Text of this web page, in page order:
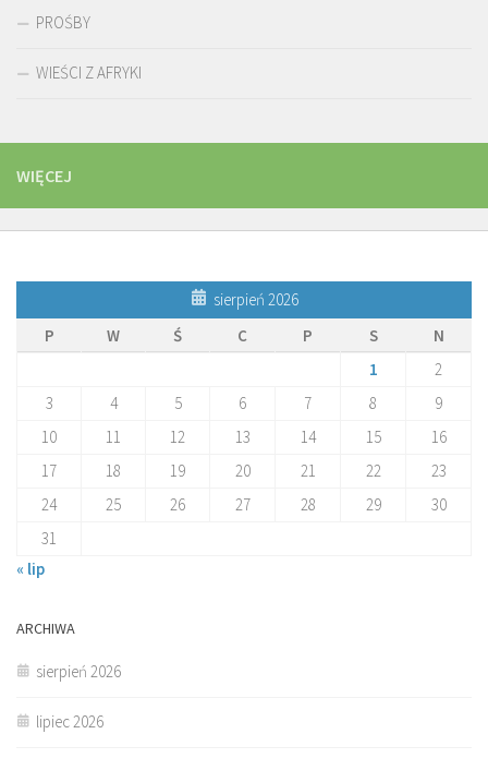
PROŚBY
WIEŚCI Z AFRYKI
WIĘCEJ
sierpień 2026
P
W Ś C P S
N
1
2
3
4 5 6 7 8
9
10
11 12 13 14 15
16
17
18 19 20 21 22
23
24
25 26 27 28 29
30
31
« lip
ARCHIWA
sierpień 2026
lipiec 2026